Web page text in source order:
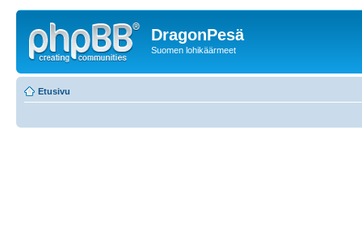
DragonPesä
Suomen lohikäärmeet
Etusivu